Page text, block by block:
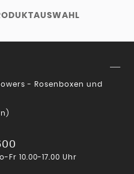
- Rosenboxen und
10.00-17.00 Uhr